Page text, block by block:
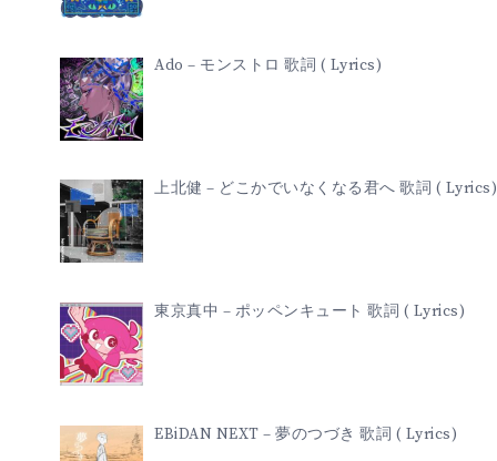
Ado – モンストロ 歌詞 ( Lyrics)
上北健 – どこかでいなくなる君へ 歌詞 ( Lyrics)
東京真中 – ポッペンキュート 歌詞 ( Lyrics)
EBiDAN NEXT – 夢のつづき 歌詞 ( Lyrics)